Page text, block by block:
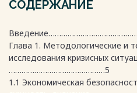
СОДЕРЖАНИЕ
Глава 1. Методологические и
исследования кризисных
………………………………………5
1.1 Экономическая